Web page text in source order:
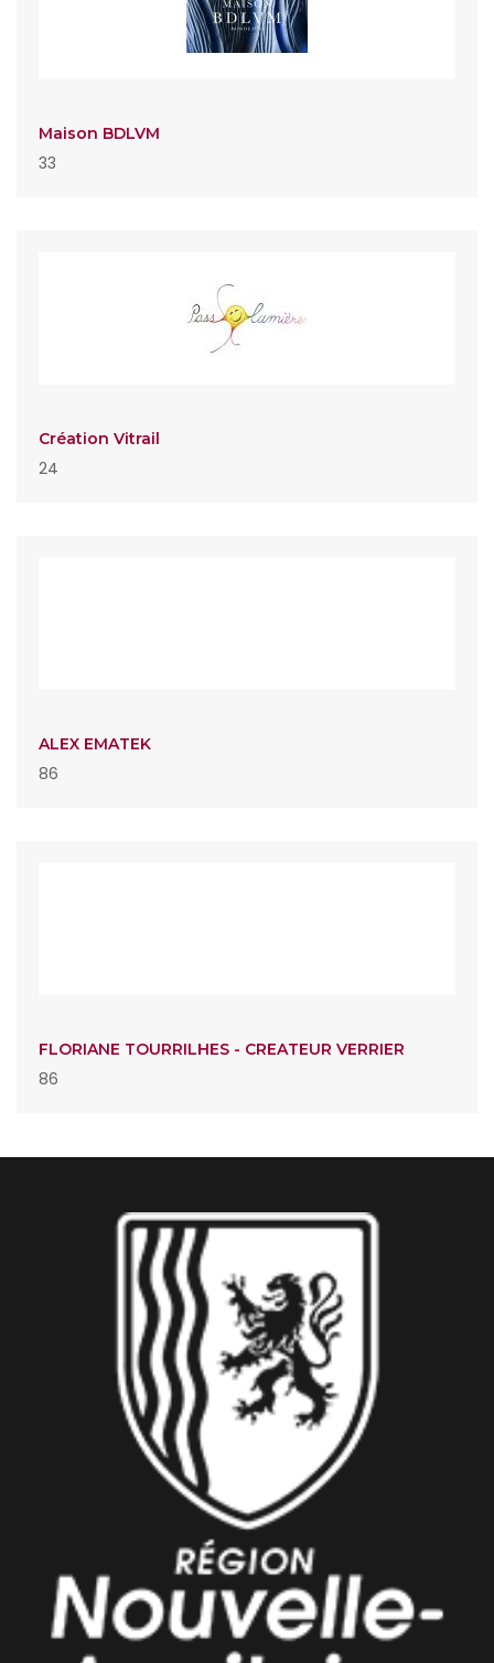
Maison BDLVM
33
Création Vitrail
24
ALEX EMATEK
86
FLORIANE TOURRILHES - CREATEUR VERRIER
86